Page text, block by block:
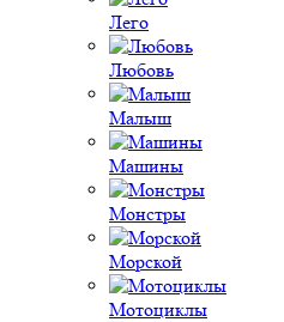
Лего
Любовь
Малыш
Машины
Монстры
Морской
Мотоциклы